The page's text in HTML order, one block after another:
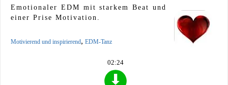
Emotionaler EDM mit starkem Beat und
einer Prise Motivation.
Motivierend und inspirierend, EDM-Tanz
02:24